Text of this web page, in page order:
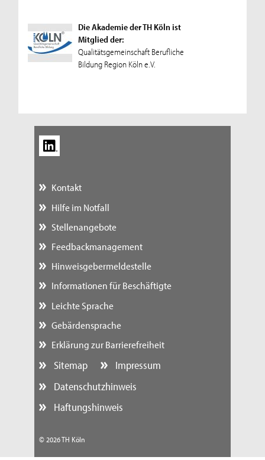
Die Akademie der TH Köln ist
Mitglied der:
Qualitätsgemeinschaft Berufliche
Bildung Region Köln e.V.
Kontakt
Hilfe im Notfall
Stellenangebote
Feedbackmanagement
Hinweisgebermeldestelle
Informationen für Beschäftigte
Leichte Sprache
Gebärdensprache
Erklärung zur Barrierefreiheit
Sitemap
Impressum
Datenschutzhinweis
Haftungshinweis
© 2026 TH Köln